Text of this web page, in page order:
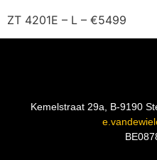
ZT 4201E – L – €5499
Kemelstraat 29a, B-9190